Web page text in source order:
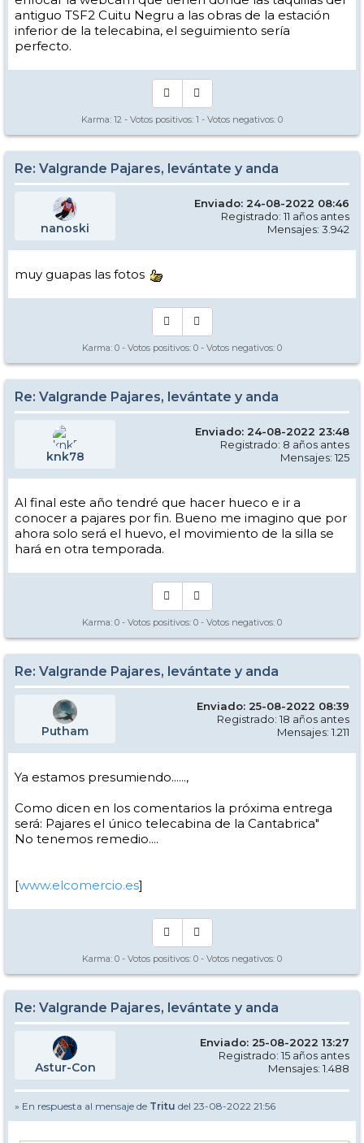
antiguo TSF2 Cuitu Negru a las obras de la estación
inferior de la telecabina, el seguimiento sería
perfecto.
Karma: 12 - Votos positivos: 1 - Votos negativos: 0
Re: Valgrande Pajares, levántate y anda
nanoski
Enviado: 24-08-2022 08:46
Registrado: 11 años antes
Mensajes: 3.942
muy guapas las fotos
Karma: 0 - Votos positivos: 0 - Votos negativos: 0
Re: Valgrande Pajares, levántate y anda
knk78
Enviado: 24-08-2022 23:48
Registrado: 8 años antes
Mensajes: 125
Al final este año tendré que hacer hueco e ir a
conocer a pajares por fin. Bueno me imagino que por
ahora solo será el huevo, el movimiento de la silla se
hará en otra temporada.
Karma: 0 - Votos positivos: 0 - Votos negativos: 0
Re: Valgrande Pajares, levántate y anda
Putham
Enviado: 25-08-2022 08:39
Registrado: 18 años antes
Mensajes: 1.211
Ya estamos presumiendo......,
Como dicen en los comentarios la próxima entrega
será: Pajares el único telecabina de la Cantabrica"
No tenemos remedio....
[www.elcomercio.es]
Karma: 0 - Votos positivos: 0 - Votos negativos: 0
Re: Valgrande Pajares, levántate y anda
Astur-Con
Enviado: 25-08-2022 13:27
Registrado: 15 años antes
Mensajes: 1.488
» En respuesta al mensaje de Tritu del 23-08-2022 21:56